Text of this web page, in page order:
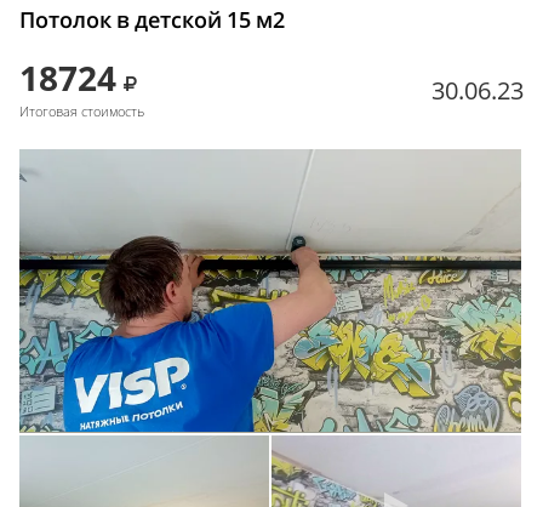
Потолок в детской 15 м2
18724
Итоговая стоимость
30.06.23